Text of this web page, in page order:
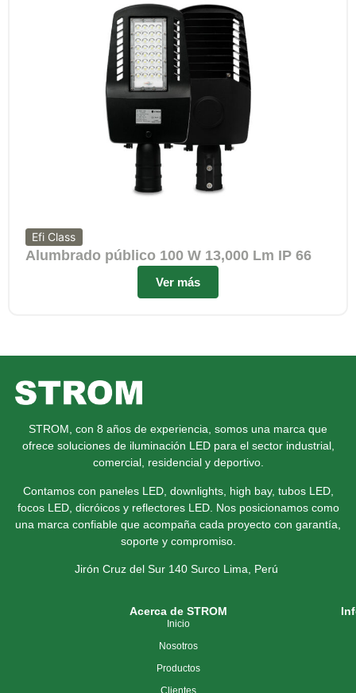
Efi Class
Alumbrado público 100 W 13,000 Lm IP 66
Ver más
STROM, con 8 años de experiencia, somos una marca que
ofrece soluciones de iluminación LED para el sector industrial,
comercial, residencial y deportivo.
Contamos con paneles LED, downlights, high bay, tubos LED,
focos LED, dicróicos y reflectores LED. Nos posicionamos como
una marca confiable que acompaña cada proyecto con garantía,
soporte y compromiso.
Jirón Cruz del Sur 140 Surco Lima, Perú
Acerca de STROM
Inicio
Nosotros
Productos
Clientes